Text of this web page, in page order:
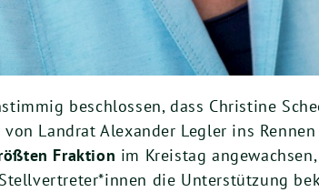
beschlossen, dass Christine
Landrat Alexander Legler ins
Fraktion im Kreistag
die Unterstützung